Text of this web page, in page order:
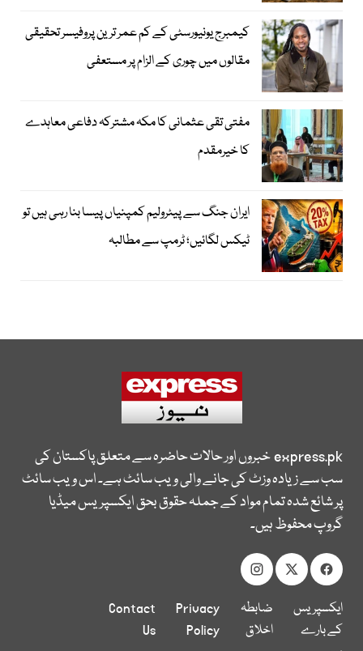
کیمبرج یونیورسٹی کے کم عمر ترین پروفیسر تحقیقی
مقالوں میں چوری کے الزام پر مستعفی
مفتی تقی عثمانی کا مکہ مشترکہ دفاعی معاہدے
کا خیرمقدم
ایران جنگ سے پیٹرولیم کمپنیاں پیسا بنا رہی ہیں تو
ٹیکس لگائیں؛ ٹرمپ سے مطالبہ
express.pkخبروں اور حالات حاضرہ سے متعلق پاکستان کی
سب سے زیادہ وزٹ کی جانے والی ویب سائٹ ہے۔ اس ویب سائٹ
پر شائع شدہ تمام مواد کے جملہ حقوق بحق ایکسپریس میڈیا
گروپ محفوظ ہیں۔
ایکسپریس
کے بارے
ضابطہ
اخلاق
Privacy
Policy
Contact
Us